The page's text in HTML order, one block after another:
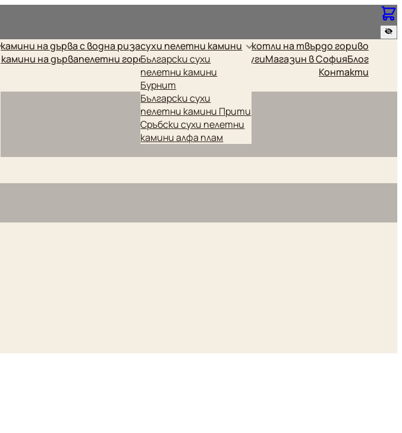
камини на дърва с водна ризасухи пелетни камини
Български сухи
пелетни камини
Бурнит
Български сухи
пелетни камини Прити
Сръбски сухи пелетни
камини алфа плам
котли на твърдо гориво
камини на дървапелетни горелкиПромоционални ДругиМагазин в СофияБлог
Контакти